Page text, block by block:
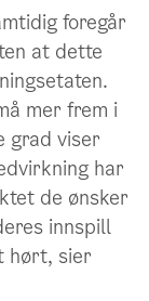
offentligforegår
at dette
mer frem i
grad viser
har
de ønsker
innspill
hørt, sier